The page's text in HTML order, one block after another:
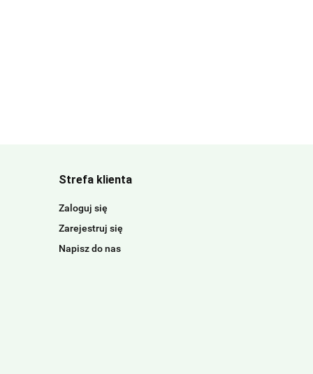
Strefa klienta
Zaloguj się
Zarejestruj się
Napisz do nas